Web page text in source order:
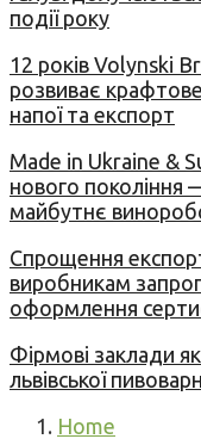
події року
12 років Volynski
розвиває
напої та експорт
Made in Ukraine &
нового покоління
майбутнє
Спрощення
виробникам
оформлення
Фірмові заклади
львівської
Home